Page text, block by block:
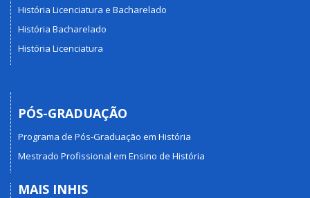
História Licenciatura e Bacharelado
História Bacharelado
História Licenciatura
PÓS-GRADUAÇÃO
Programa de Pós-Graduação em História
Mestrado Profissional em Ensino de História
MAIS INHIS